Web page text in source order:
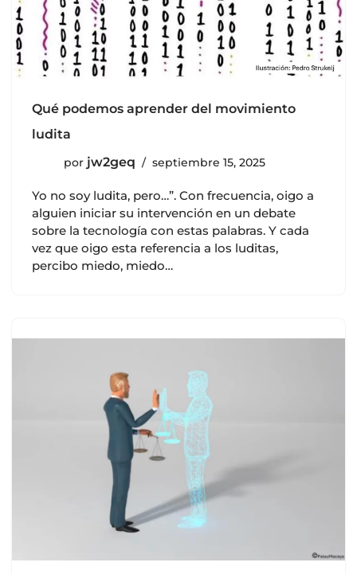
Qué podemos aprender del movimiento
ludita
por jw2geq septiembre 15, 2025
Yo no soy ludita, pero…”. Con frecuencia, oigo a
alguien iniciar su intervención en un debate
sobre la tecnología con estas palabras. Y cada
vez que oigo esta referencia a los luditas,
percibo miedo, miedo…